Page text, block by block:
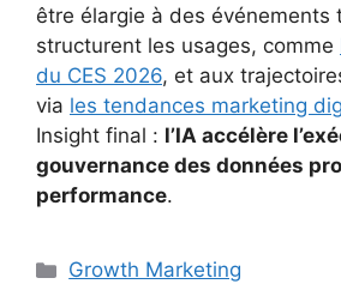
être élargie à des événements
structurent les usages, comme
du CES 2026, et aux
via les tendances marketing
Insight final : l’IA accélère
gouvernance des données
performance.
Catégories
Growth Marketing